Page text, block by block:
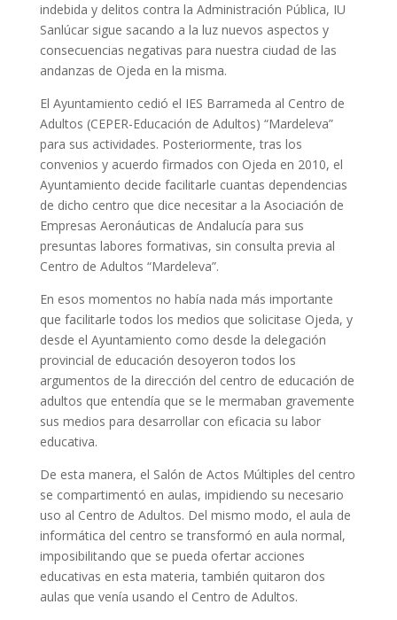
indebida y delitos contra la Administración Pública, IU
Sanlúcar sigue sacando a la luz nuevos aspectos y
consecuencias negativas para nuestra ciudad de las
andanzas de Ojeda en la misma.
El Ayuntamiento cedió el IES Barrameda al Centro de
Adultos (CEPER-Educación de Adultos) “Mardeleva”
para sus actividades. Posteriormente, tras los
convenios y acuerdo firmados con Ojeda en 2010, el
Ayuntamiento decide facilitarle cuantas dependencias
de dicho centro que dice necesitar a la Asociación de
Empresas Aeronáuticas de Andalucía para sus
presuntas labores formativas, sin consulta previa al
Centro de Adultos “Mardeleva”.
En esos momentos no había nada más importante
que facilitarle todos los medios que solicitase Ojeda, y
desde el Ayuntamiento como desde la delegación
provincial de educación desoyeron todos los
argumentos de la dirección del centro de educación de
adultos que entendía que se le mermaban gravemente
sus medios para desarrollar con eficacia su labor
educativa.
De esta manera, el Salón de Actos Múltiples del centro
se compartimentó en aulas, impidiendo su necesario
uso al Centro de Adultos. Del mismo modo, el aula de
informática del centro se transformó en aula normal,
imposibilitando que se pueda ofertar acciones
educativas en esta materia, también quitaron dos
aulas que venía usando el Centro de Adultos.